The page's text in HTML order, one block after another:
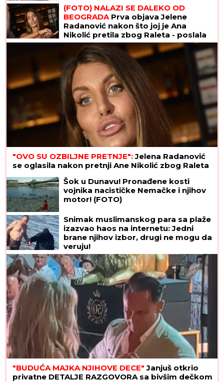
SKANDAL POSLE "ELITE"Anastasijin otac zvao
Borinu porodicu, pa napravio DAR-MAR! Tenzije
eskalirale u porodični rat, pa usledio OBRT
OD SUPRUGA JE DOŽIVELA NASILJE,
IZGUBILA JE BEBUSaša Popović joj
dao otkaz u "Zvezdama Granda", a
onda je potpuno NESTALA
"IMAO JE NAPADE, TREBALO SE
IZBORITI SA TIM"Pevačica zbog
unuka sa autizmom otišla da živi na
selo, pa morala da donese najtežu
Ceca Ražnatović u LEŽERNOM IZDANJU nakon
porođaja ĆERKE Anastasije: MNOGI JE NISU
PREPOZNALI TOKOM LETA ZA SRBIJU! (FOTO)
"NJU TREBA LEČITI"Marija Kulić
dobila poruku, oglasila se i otrkila
sve o odnosu Miljane i Zole